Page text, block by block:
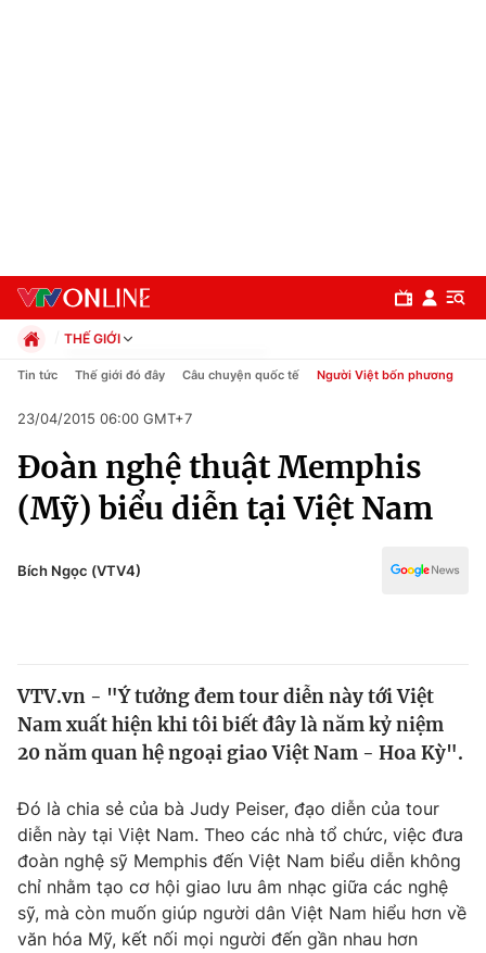
Chuyên mục
Chính trị
Thế giới
Thế giới đó đây
Câu chuyện quốc tế
Kinh tế
Tài chính
Thị trường
Góc doanh nghiệp
Dữ liệu và đời sống
Truyền hình
THẾ GIỚI
Chính trị
Pháp luật
Kinh tế
Thể thao
Truyền hình
Y tế
Tin tức Thế giới đó đây Câu chuyện quốc tế Người Việt bốn phương
23/04/2015 06:00 GMT+7
Đoàn nghệ thuật Memphis
(Mỹ) biểu diễn tại Việt Nam
Bích Ngọc (VTV4)
VTV.vn - "Ý tưởng đem tour diễn này tới Việt
Nam xuất hiện khi tôi biết đây là năm kỷ niệm
20 năm quan hệ ngoại giao Việt Nam - Hoa Kỳ".
Đó là chia sẻ của bà Judy Peiser, đạo diễn của tour
diễn này tại Việt Nam. Theo các nhà tổ chức, việc đưa
đoàn nghệ sỹ Memphis đến Việt Nam biểu diễn không
chỉ nhằm tạo cơ hội giao lưu âm nhạc giữa các nghệ
sỹ, mà còn muốn giúp người dân Việt Nam hiểu hơn về
văn hóa Mỹ, kết nối mọi người đến gần nhau hơn